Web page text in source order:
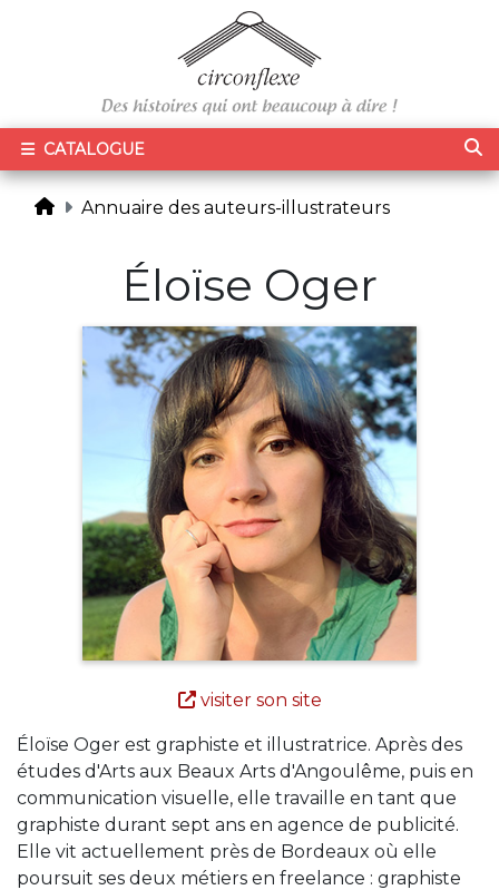
CATALOGUE
Annuaire des auteurs-illustrateurs
Éloïse Oger
visiter son site
Éloïse Oger est graphiste et illustratrice. Après des
études d'Arts aux Beaux Arts d'Angoulême, puis en
communication visuelle, elle travaille en tant que
graphiste durant sept ans en agence de publicité.
Elle vit actuellement près de Bordeaux où elle
poursuit ses deux métiers en freelance : graphiste